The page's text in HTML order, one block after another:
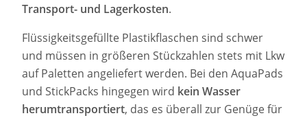
Transport- und Lagerkosten.
Flüssigkeitsgefüllte Plastikflaschen sind schwer
und müssen in größeren Stückzahlen stets mit Lkw
auf Paletten angeliefert werden. Bei den AquaPads
und StickPacks hingegen wird kein Wasser
herumtransportiert, das es überall zur Genüge für